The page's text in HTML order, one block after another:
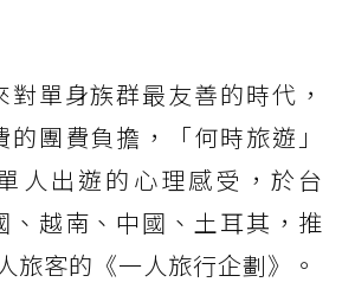
單身族群最友善的時代，
團費負擔，「何時旅遊」
人出遊的心理感受，於台
、越南、中國、土耳其，推
旅客的《一人旅行企劃》。